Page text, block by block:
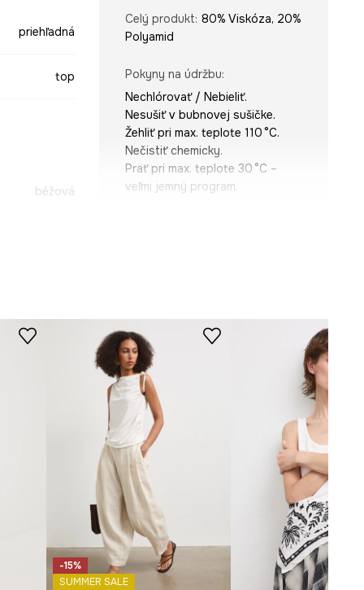
priehľadná
top
béžová
Celý produkt: 80% Viskóza, 20%
Polyamid
Pokyny na údržbu:
Nechlórovať / Nebieliť.
Nesušiť v bubnovej sušičke.
Žehliť pri max. teplote 110 °C.
Nečistiť chemicky.
Prať pri max. teplote 30 °C –
veľmi jemný program.
ROZMERY
Rozmery uvedené pre veľkosť
Dĺžka: 55 cm
Šírka v podpazuší
Modelka je vysoká 173 cm a má
na sebe veľkosť S
Pozrite si rozmery produktu
-15%
SUMMER SALE